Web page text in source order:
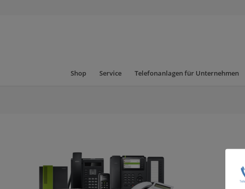
Shop Service Telefonanlagen für Unternehmen